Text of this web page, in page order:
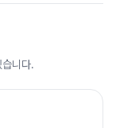
니다.